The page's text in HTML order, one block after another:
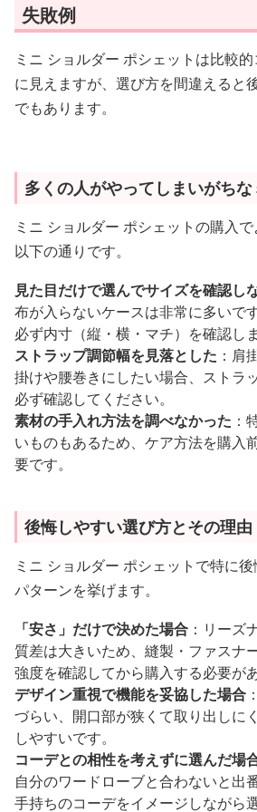
失敗例
ミニ ショルダー ポシェットは比較
に見えますが、選び方を間違えると
でもあります。
多くの人がやってしまいがちな
ミニ ショルダー ポシェットの購入
以下の通りです。
見た目だけで選んでサイズを確認し
布が入らないケースは非常に多いです
必ず内寸（縦・横・マチ）を確認し
ストラップ調節幅を見落とした ：肩
掛けや腰巻きにしたい場合、ストラ
必ず確認してください。
素材の手入れ方法を調べなかった ：
いものもあるため、ケア方法を購入
要です。
後悔しやすい選び方とその理由
ミニ ショルダー ポシェットで特に
パターンを挙げます。
「安さ」だけで決めた場合 ：リーズ
質差は大きいため、縫製・ファスナ
強度を確認してから購入する必要が
デザイン重視で機能を妥協した場合
づらい、開口部が狭くて取り出しに
しやすいです。
コーデとの相性を考えずに選んだ場
自分のワードローブと合わないと出
手持ちのコーデをイメージしながら